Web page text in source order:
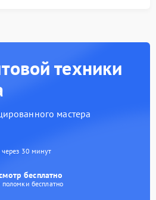
техники
мастера
30 минут
бесплатно
бесплатно